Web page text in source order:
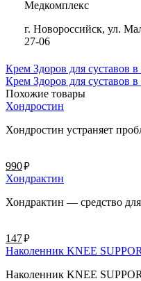
Медкомплекс
г. Новороссийск, ул.
27-06
Крем Здоров для суставов
Крем Здоров для суставов
Похожие товары
Хондростин
Хондростин устраняет
990руб.
Хондрактин
Хондрактин — средство для
147руб.
Наколенник KNEE
Наколенник KNEE